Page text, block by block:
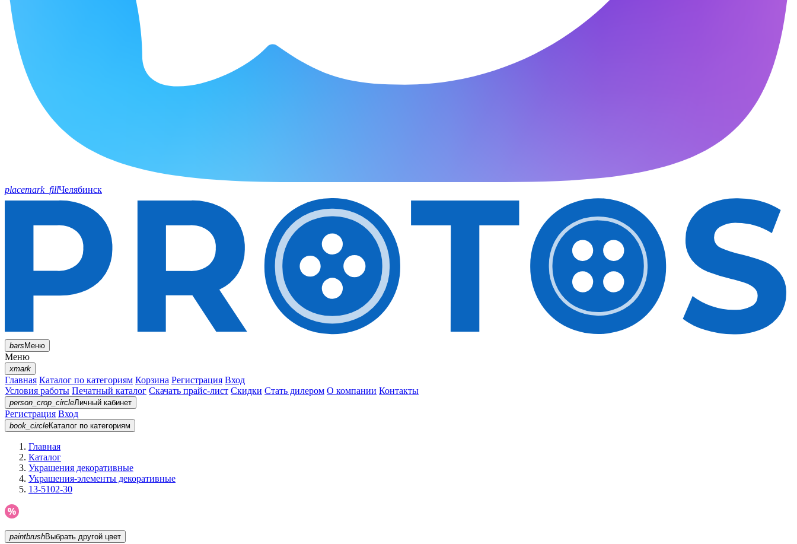
placemark_fillЧелябинск
barsМеню
Меню
xmark
Главная Каталог по категориям Корзина Регистрация Вход
Условия работы Печатный каталог Скачать прайс-лист Скидки Стать дилером О компании Контакты
person_crop_circleЛичный кабинет
Регистрация Вход
book_circleКаталог по категориям
Главная
Каталог
Украшения декоративные
Украшения-элементы декоративные
13-5102-30
paintbrush Выбрать другой цвет